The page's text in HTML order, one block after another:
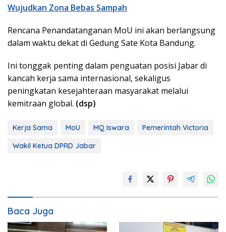
Wujudkan Zona Bebas Sampah
Rencana Penandatanganan MoU ini akan berlangsung
dalam waktu dekat di Gedung Sate Kota Bandung.
Ini tonggak penting dalam penguatan posisi Jabar di
kancah kerja sama internasional, sekaligus
peningkatan kesejahteraan masyarakat melalui
kemitraan global. (dsp)
Kerja Sama MoU MQ Iswara
Pemerintah Victoria
Wakil Ketua DPRD Jabar
Baca Juga